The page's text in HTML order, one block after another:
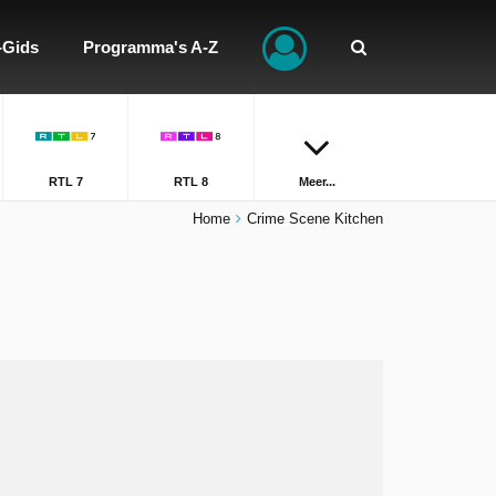
Gids Programma's A-Z
RTL 7 RTL 8 Meer...
Home Crime Scene Kitchen